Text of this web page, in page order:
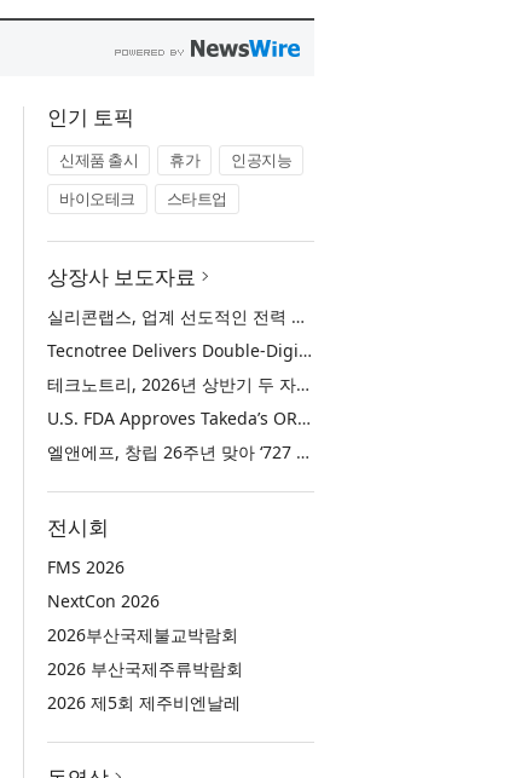
인기 토픽
신제품 출시 휴가
인공지능
바이오테크
스타트업
상장사 보도자료
실리콘랩스, 업계 선도적인 전력 효율·보안·통합성을 갖춘 초저전력 블루투스 LE SoC ‘BG2B’ 공개
Tecnotree Delivers Double-Digit Profit Growth and Accelerated Deployment Momentum in H1 2026
테크노트리, 2026년 상반기 두 자릿수 이익 성장 및 글로벌 구축 가속화
U.S. FDA Approves Takeda’s ORZEYFUL™ (oveporexton), the First and Only Medicine to Treat the Underlying Cause of Narcolepsy Type 1
엘앤에프, 창립 26주년 맞아 ‘727 희망박스’ 나눔 캠페인 진행… 임직원과 함께 대구 지역사회 상생 실천
전시회
FMS 2026
NextCon 2026
2026부산국제불교박람회
2026 부산국제주류박람회
2026 제5회 제주비엔날레